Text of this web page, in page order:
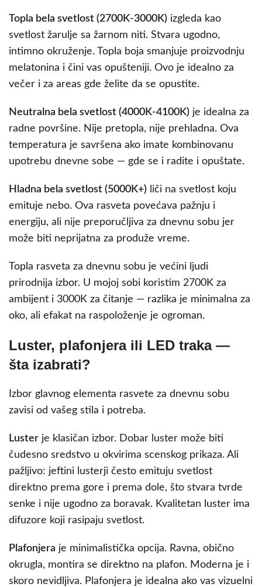
Topla bela svetlost (2700K-3000K) izgleda kao
svetlost žarulje sa žarnom niti. Stvara ugodno,
intimno okruženje. Topla boja smanjuje proizvodnju
melatonina i čini vas opušteniji. Ovo je idealno za
večer i za areas gde želite da se opustite.
Neutralna bela svetlost (4000K-4100K) je idealna za
radne površine. Nije pretopla, nije prehladna. Ova
temperatura je savršena ako imate kombinovanu
upotrebu dnevne sobe — gde se i radite i opuštate.
Hladna bela svetlost (5000K+) liči na svetlost koju
emituje nebo. Ova rasveta povećava pažnju i
energiju, ali nije preporučljiva za dnevnu sobu jer
može biti neprijatna za produže vreme.
Topla rasveta za dnevnu sobu je većini ljudi
prirodnija izbor. U mojoj sobi koristim 2700K za
ambijent i 3000K za čitanje — razlika je minimalna za
oko, ali efakat na raspoloženje je ogroman.
Luster, plafonjera ili LED traka —
šta izabrati?
Izbor glavnog elementa rasvete za dnevnu sobu
zavisi od vašeg stila i potreba.
Luster je klasičan izbor. Dobar luster može biti
čudesno sredstvo u okvirima scenskog prikaza. Ali
pažljivo: jeftini lusterji često emituju svetlost
direktno prema gore i prema dole, što stvara tvrde
senke i nije ugodno za boravak. Kvalitetan luster ima
difuzore koji rasipaju svetlost.
Plafonjera je minimalistička opcija. Ravna, obično
okrugla, montira se direktno na plafon. Moderna je i
skoro nevidljiva. Plafonjera je idealna ako vas vizuelni